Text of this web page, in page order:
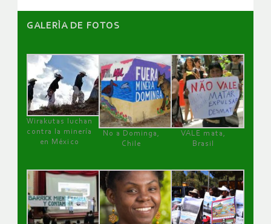
GALERÌA DE FOTOS
Wirakutas luchan
contra la minería
en México
No a Dominga,
Chile
VALE mata,
Brasil